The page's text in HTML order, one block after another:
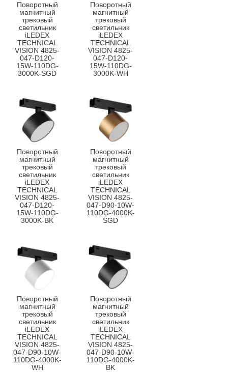
Поворотный
магнитный
трековый
светильник
iLEDEX
TECHNICAL
VISION 4825-
047-D120-
15W-110DG-
3000K-SGD
Поворотный
магнитный
трековый
светильник
iLEDEX
TECHNICAL
VISION 4825-
047-D120-
15W-110DG-
3000K-WH
Поворотный
магнитный
трековый
светильник
iLEDEX
TECHNICAL
VISION 4825-
047-D120-
15W-110DG-
3000K-BK
Поворотный
магнитный
трековый
светильник
iLEDEX
TECHNICAL
VISION 4825-
047-D90-10W-
110DG-4000K-
SGD
Поворотный
магнитный
трековый
светильник
iLEDEX
TECHNICAL
VISION 4825-
047-D90-10W-
110DG-4000K-
WH
Поворотный
магнитный
трековый
светильник
iLEDEX
TECHNICAL
VISION 4825-
047-D90-10W-
110DG-4000K-
BK